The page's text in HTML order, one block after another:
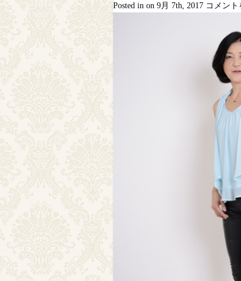
Posted in on 9月 7th, 2017 DSC_9434
コメン